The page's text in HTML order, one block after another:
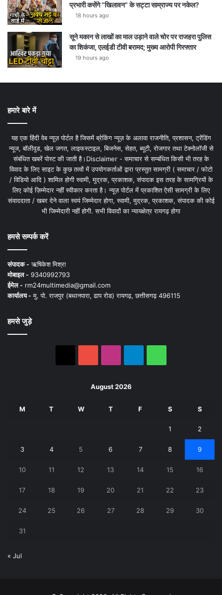
प्रभारी कसेंगे “खिलावन” के सट्टा साम्राज्य पर नकेल?
18 hours ago
सूने मकान से लाखों का माल उड़ाने वाले चोर पर राजहरा पुलिस
का शिकंजा, एलईडी टीवी बरामद; मुख्य आरोपी गिरफ्तार
19 hours ago
हमारे बारे में
यह एक हिंदी वेब न्यूज़ पोर्टल है जिसमें ब्रेकिंग न्यूज़ के अलावा राजनीति, प्रशासन, ट्रेंडिंग
न्यूज, बॉलीवुड, खेल जगत, लाइफस्टाइल, बिजनेस, सेहत, ब्यूटी, रोजगार तथा टेक्नोलॉजी से
संबंधित खबरें पोस्ट की जाती है।Disclaimer - समाचार से सम्बंधित किसी भी तरह के
विवाद के लिए साइट के कुछ तत्वों में उपयोगकर्ताओं द्वारा प्रस्तुत सामग्री ( समाचार / फोटो
/ विडियो आदि ) शामिल होगी स्वामी, मुद्रक, प्रकाशक, संपादक इस तरह के सामग्रियों के
लिए कोई ज़िम्मेदार नहीं स्वीकार करता है। न्यूज़ पोर्टल में प्रकाशित ऐसी सामग्री के लिए
संवाददाता / खबर देने वाला स्वयं जिम्मेदार होगा, स्वामी, मुद्रक, प्रकाशक, संपादक की कोई
भी जिम्मेदारी नहीं होगी. सभी विवादों का न्यायक्षेत्र रायगढ़ होगा
हमसे सम्पर्क करें
संपादक -ऋषिकेश मिश्रा
मोबाइल - 9340992793
ईमेल - rm24multimedia@gmail.com
कार्यालय -मु. पो. राजपुर (बथानपारा, ढाप रोड) रायगढ़, छत्तीसगढ़ 496115
हमसे जुड़े
August 2026
M T W T F S S
1 2
3 4 5 6 7 8 9
10 11 12 13 14 15 16
17 18 19 20 21 22 23
24 25 26 27 28 29 30
31
« Jul